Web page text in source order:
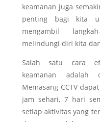
keamanan juga
penting bagi kita
mengambil
melindungi diri kita
Salah satu cara
keamanan adalah
Memasang CCTV
jam sehari, 7 hari
setiap aktivitas yang